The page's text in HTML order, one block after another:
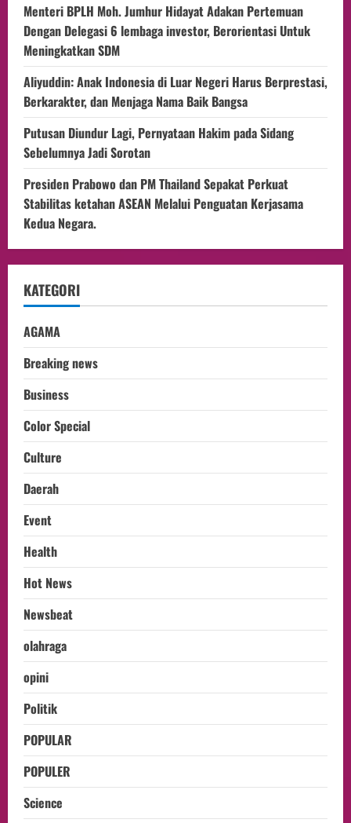
Menteri BPLH Moh. Jumhur Hidayat Adakan Pertemuan
Dengan Delegasi 6 lembaga investor, Berorientasi Untuk
Meningkatkan SDM
Aliyuddin: Anak Indonesia di Luar Negeri Harus Berprestasi,
Berkarakter, dan Menjaga Nama Baik Bangsa
Putusan Diundur Lagi, Pernyataan Hakim pada Sidang
Sebelumnya Jadi Sorotan
Presiden Prabowo dan PM Thailand Sepakat Perkuat
Stabilitas ketahan ASEAN Melalui Penguatan Kerjasama
Kedua Negara.
KATEGORI
AGAMA
Breaking news
Business
Color Special
Culture
Daerah
Event
Health
Hot News
Newsbeat
olahraga
opini
Politik
POPULAR
POPULER
Science